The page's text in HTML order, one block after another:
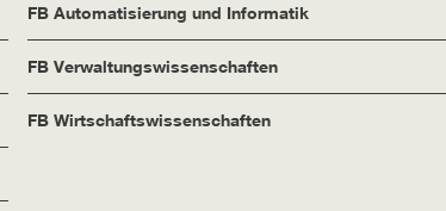
FB Automatisierung und Informatik
FB Verwaltungswissenschaften
FB Wirtschaftswissenschaften